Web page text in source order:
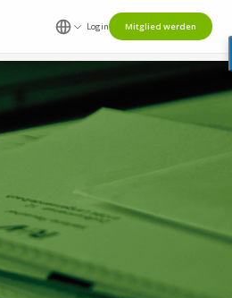
Login Mitglied werden